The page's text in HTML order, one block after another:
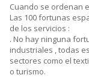
Cuando se ordenan
Las 100 fortunas
de los servicios :
. No hay ninguna
industriales , todas
sectores como el
o turismo.